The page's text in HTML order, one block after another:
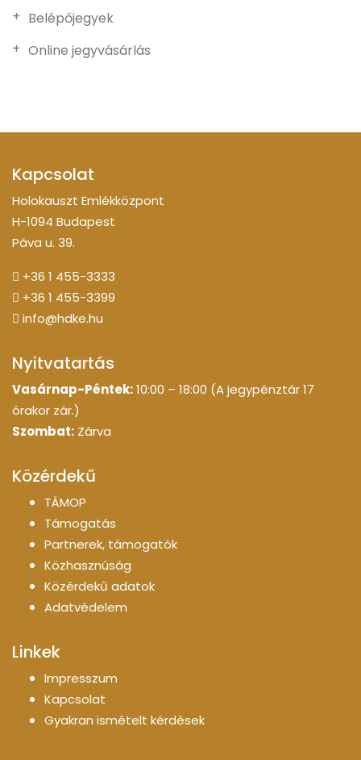
Belépőjegyek
Online jegyvásárlás
Kapcsolat
Holokauszt Emlékközpont
H-1094 Budapest
Páva u. 39.
+36 1 455-3333
+36 1 455-3399
info@hdke.hu
Nyitvatartás
Vasárnap-Péntek:10:00 – 18:00 (A jegypénztár 17
órakor zár.)
Szombat: Zárva
Közérdekű
TÁMOP
Támogatás
Partnerek, támogatók
Közhasznúság
Közérdekű adatok
Adatvédelem
Linkek
Impresszum
Kapcsolat
Gyakran ismételt kérdések